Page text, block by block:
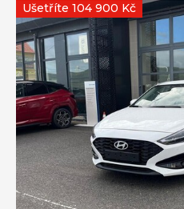
Ušetříte 104 900 Kč